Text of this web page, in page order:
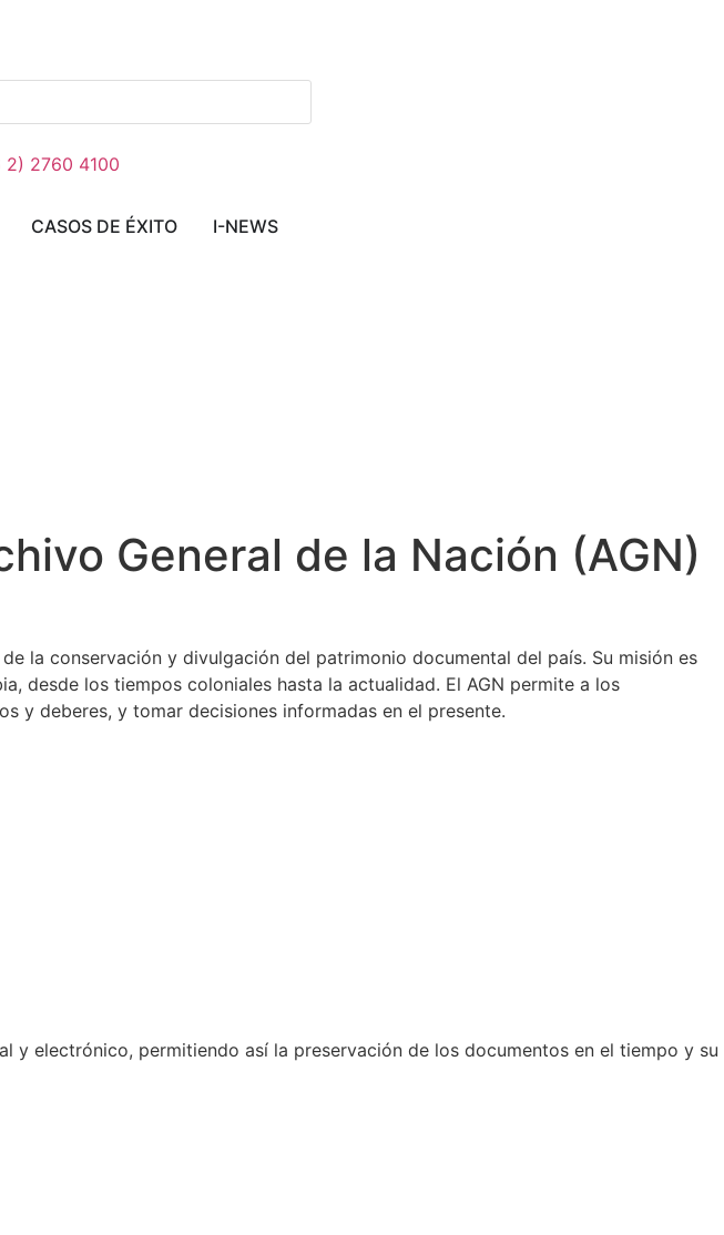
2) 2760 4100
CASOS DE ÉXITO I-NEWS
General de la Nación (AGN)
la conservación y divulgación del patrimonio documental del país. Su misión es
desde los tiempos coloniales hasta la actualidad. El AGN permite a los
y deberes, y tomar decisiones informadas en el presente.
electrónico, permitiendo así la preservación de los documentos en el tiempo y su